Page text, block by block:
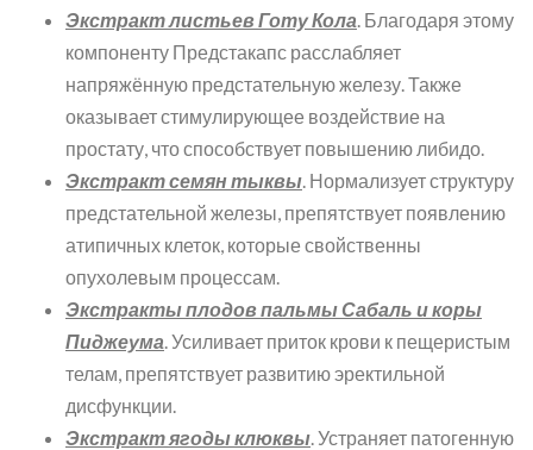
Экстракт листьев Готу Кола. Благодаря этому
компоненту Предстакапс расслабляет
напряжённую предстательную железу. Также
оказывает стимулирующее воздействие на
простату, что способствует повышению либидо.
Экстракт семян тыквы. Нормализует структуру
предстательной железы, препятствует появлению
атипичных клеток, которые свойственны
опухолевым процессам.
Экстракты плодов пальмы Сабаль и коры
Пиджеума. Усиливает приток крови к пещеристым
телам, препятствует развитию эректильной
дисфункции.
Экстракт ягоды клюквы. Устраняет патогенную